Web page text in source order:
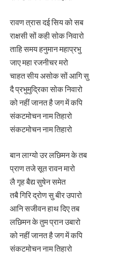
रावण त्रास दई सिय को सब
राक्षसी सों कही सोक निवारो
ताहि समय हनुमान महाप्रभु
जाए महा रजनीचर मरो
चाहत सीय असोक सों आगि सु
दै प्रभुमुद्रिका सोक निवारो
को नहीं जानत है जग में कपि
संकटमोचन नाम तिहारो
संकटमोचन नाम तिहारो
बान लाग्यो उर लछिमन के तब
प्राण तजे सूत रावन मारो
लै गृह बैद्य सुषेन समेत
तबै गिरि द्रोण सु बीर उपारो
आनि सजीवन हाथ दिए तब
लछिमन के तुम प्रान उबारो
को नहीं जानत है जग में कपि
संकटमोचन नाम तिहारो